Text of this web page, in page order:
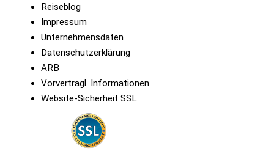
Reiseblog
Impressum
Unternehmensdaten
Datenschutzerklärung
ARB
Vorvertragl. Informationen
Website-Sicherheit SSL